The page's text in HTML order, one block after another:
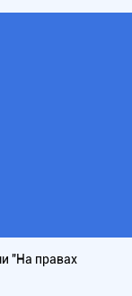
"На правах